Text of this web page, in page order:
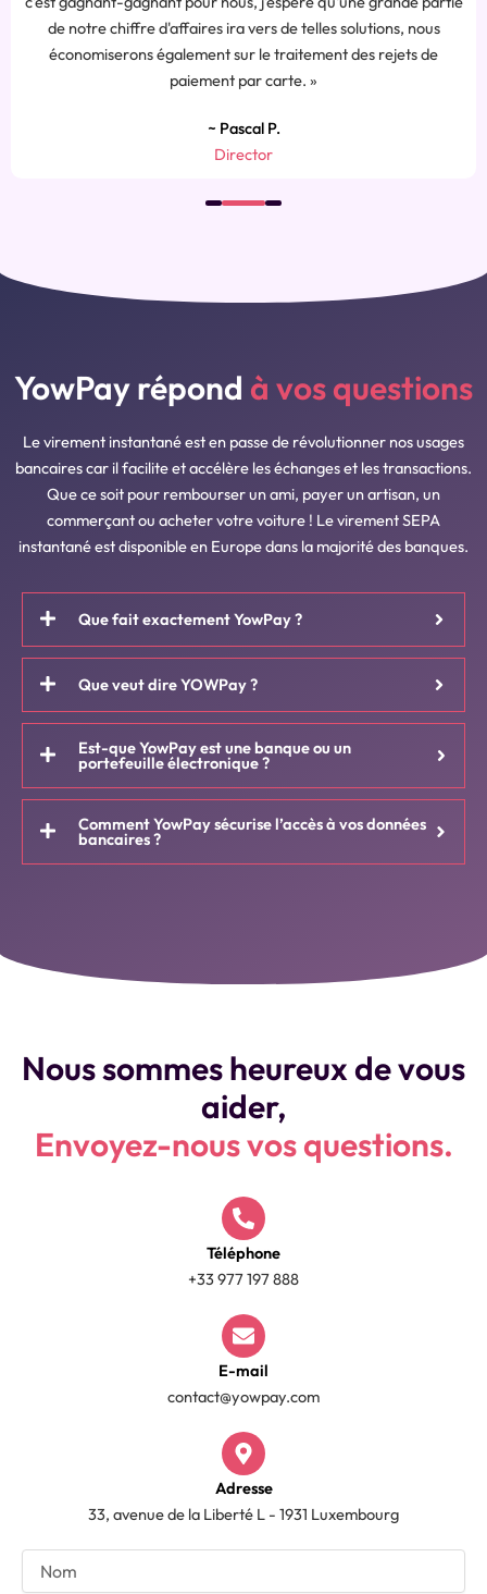
Director
YowPay répond à vos questions
Le virement instantané est en passe de révolutionner nos usages
bancaires car il facilite et accélère les échanges et les transactions.
Que ce soit pour rembourser un ami, payer un artisan, un
commerçant ou acheter votre voiture ! Le virement SEPA
instantané est disponible en Europe dans la majorité des banques.
Que fait exactement YowPay ?
Que veut dire YOWPay ?
Est-que YowPay est une banque ou un
portefeuille électronique ?
Comment YowPay sécurise l’accès à vos données
bancaires ?
Nous sommes heureux de vous
aider,
Envoyez-nous vos questions.
Téléphone
+33 977 197 888
E-mail
contact@yowpay.com
Adresse
33, avenue de la Liberté L - 1931 Luxembourg